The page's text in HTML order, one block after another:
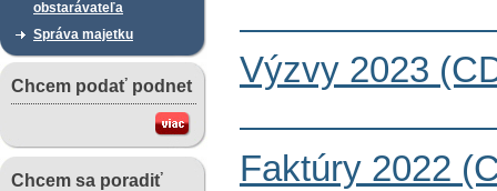
obstarávateľa
Správa majetku
Chcem podať podnet
Chcem sa poradiť
Výzvy 2023
Faktúry 2022